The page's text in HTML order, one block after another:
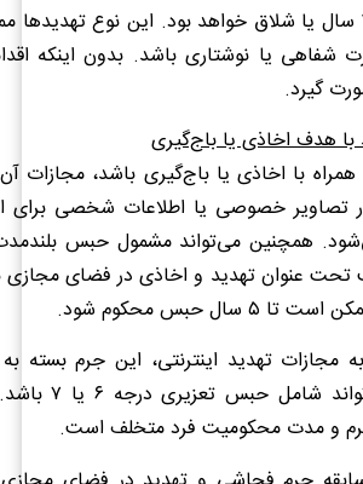
آن شامل حبس تا ۲ سال یا شلاق خواهد بود. این نوع
شفاهی یا نوشتاری باشد. بدون اینکه
گیرد.
با هدف اخاذی یا باج‌گیری
با اخاذی یا باج‌گیری باشد، مجازات
تصاویر خصوصی یا اطلاعات شخصی
همچنین می‌تواند مشمول حبس
تحت عنوان تهدید و اخاذی در فضای
حبس محکوم شود.
مجازات تهدید اینترنتی، این جرم بسته
شرایط ارتکاب،
و مدت محکومیت فرد متخلف است.